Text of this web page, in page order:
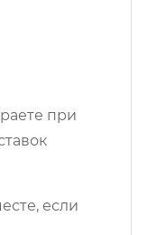
при
если